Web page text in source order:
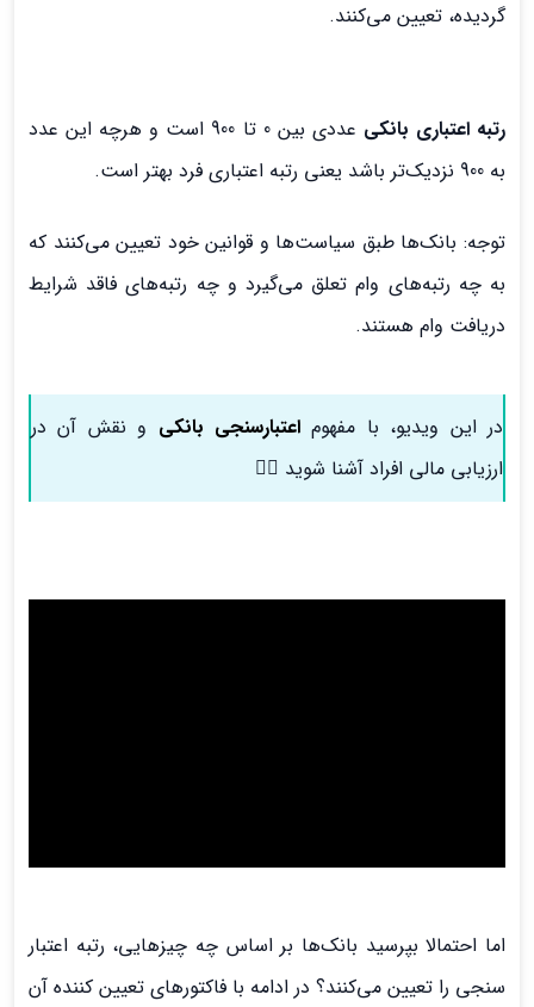
گردیده، تعیین می‌کنند.
رتبه اعتباری بانکی
عددی بین 0 تا 900 است و هرچه این عدد
به 900 نزدیک‌تر باشد یعنی رتبه اعتباری فرد بهتر است.
توجه: بانک‌ها طبق سیاست‌ها و قوانین خود تعیین می‌کنند که
به چه رتبه‌های وام تعلق می‌گیرد و چه رتبه‌های فاقد شرایط
دریافت وام هستند.
در این ویدیو، با مفهوم اعتبارسنجی بانکی و نقش آن در
ارزیابی مالی افراد آشنا شوید 👇🏻
اما احتمالا بپرسید بانک‌ها بر اساس چه چیزهایی، رتبه اعتبار
سنجی را تعیین می‌کنند؟ در ادامه با فاکتورهای تعیین کننده آن